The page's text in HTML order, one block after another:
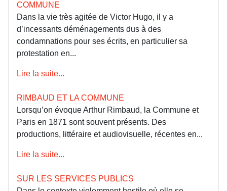
COMMUNE
Dans la vie très agitée de Victor Hugo, il y a
d’incessants déménagements dus à des
condamnations pour ses écrits, en particulier sa
protestation en...
Lire la suite...
RIMBAUD ET LA COMMUNE
Lorsqu’on évoque Arthur Rimbaud, la Commune et
Paris en 1871 sont souvent présents. Des
productions, littéraire et audiovisuelle, récentes en...
Lire la suite...
SUR LES SERVICES PUBLICS